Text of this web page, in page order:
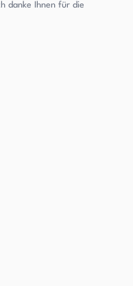
danke Ihnen für die